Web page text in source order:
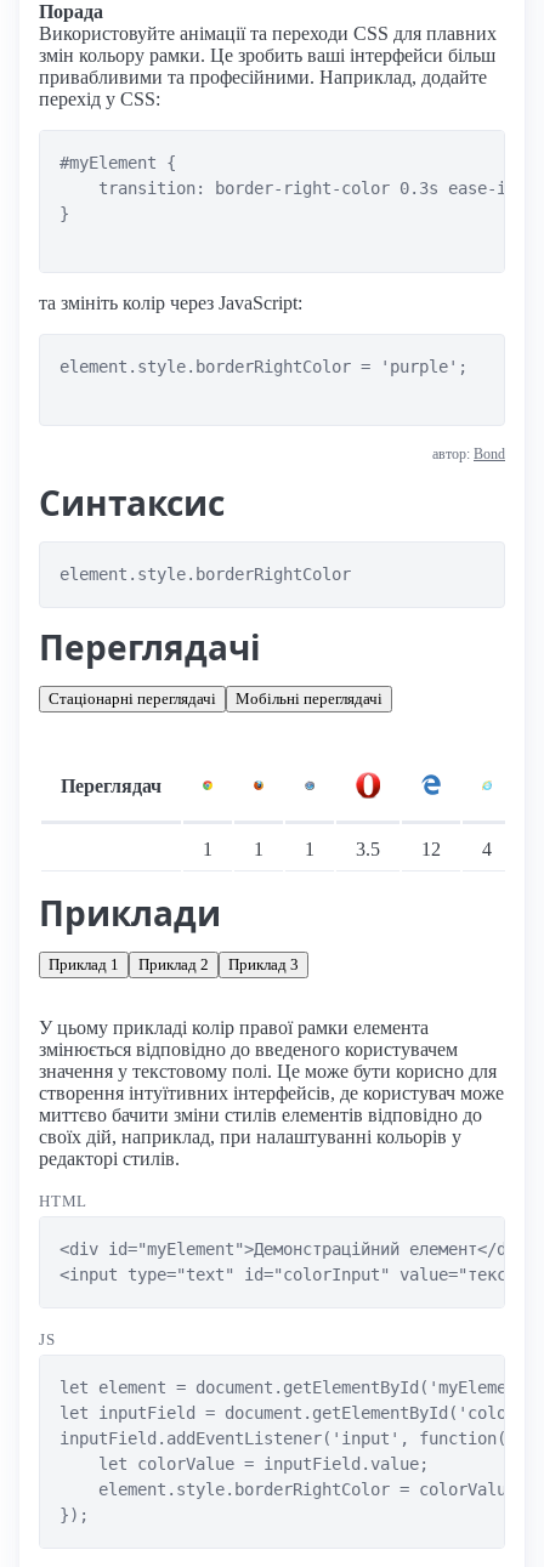
Порада
Використовуйте анімації та переходи CSS для плавних
змін кольору рамки. Це зробить ваші інтерфейси більш
привабливими та професійними. Наприклад, додайте
перехід у CSS:
#myElement {
transition: border-right-color 0.3s ease-in-
}
та змініть колір через JavaScript:
element.style.borderRightColor = 'purple';
автор: Bond
Синтаксис
element.style.borderRightColor
Переглядачі
Стаціонарні переглядачі Мобільні переглядачі
Переглядач
1 1 1 3.5 12 4
Приклади
Приклад 1 Приклад 2 Приклад 3
У цьому прикладі колір правої рамки елемента
змінюється відповідно до введеного користувачем
значення у текстовому полі. Це може бути корисно для
створення інтуїтивних інтерфейсів, де користувач може
миттєво бачити зміни стилів елементів відповідно до
своїх дій, наприклад, при налаштуванні кольорів у
редакторі стилів.
HTML
<div id="myElement">Демонстраційний елемент</div>
<input type="text" id="colorInput" value="текст
JS
let element =
let inputField =
inputField.addEventListener('input', function() {
    let colorValue = inputField.value;
    element.style.borderRightColor = colorValue;
});